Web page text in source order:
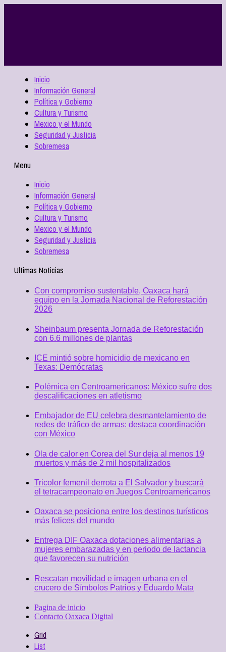
Inicio
Información General
Política y Gobierno
Cultura y Turismo
Mexico y el Mundo
Seguridad y Justicia
Sobremesa
Menu
Inicio
Información General
Política y Gobierno
Cultura y Turismo
Mexico y el Mundo
Seguridad y Justicia
Sobremesa
Ultimas Noticias
Con compromiso sustentable, Oaxaca hará
equipo en la Jornada Nacional de Reforestación
2026
Sheinbaum presenta Jornada de Reforestación
con 6.6 millones de plantas
ICE mintió sobre homicidio de mexicano en
Texas: Demócratas
Polémica en Centroamericanos: México sufre dos
descalificaciones en atletismo
Embajador de EU celebra desmantelamiento de
redes de tráfico de armas: destaca coordinación
con México
Ola de calor en Corea del Sur deja al menos 19
muertos y más de 2 mil hospitalizados
Tricolor femenil derrota a El Salvador y buscará
el tetracampeonato en Juegos Centroamericanos
Oaxaca se posiciona entre los destinos turísticos
más felices del mundo
Entrega DIF Oaxaca dotaciones alimentarias a
mujeres embarazadas y en periodo de lactancia
que favorecen su nutrición
Rescatan movilidad e imagen urbana en el
crucero de Símbolos Patrios y Eduardo Mata
Pagina de inicio
Contacto Oaxaca Digital
Grid
List